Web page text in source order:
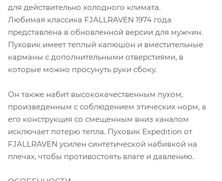
для действительно холодного климата.
Любимая классика FJALLRAVEN 1974 года
представлена ​​в обновленной версии для мужчин.
Пуховик имеет теплый капюшон и вместительные
карманы с дополнительными отверстиями, в
которые можно просунуть руки сбоку.
Он также набит высококачественным пухом,
произведенным с соблюдением этических норм, а
его конструкция со смещенным вниз каналом
исключает потерю тепла. Пуховик Expedition от
FJALLRAVEN усилен синтетической набивкой на
плечах, чтобы противостоять влаге и давлению.